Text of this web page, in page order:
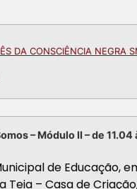
DA CONSCIÊNCIA NEGRA
– Módulo II – de 11.04
de Educação,
Teia – Casa de